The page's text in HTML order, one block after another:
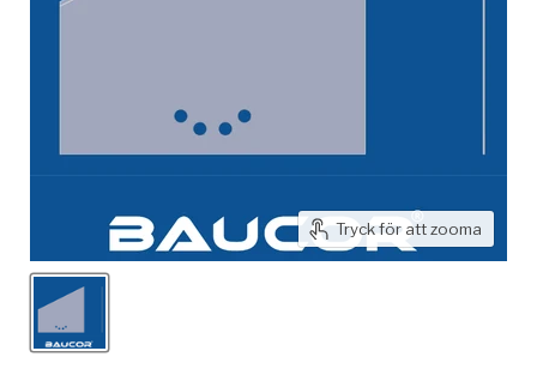
Tryck för att zooma